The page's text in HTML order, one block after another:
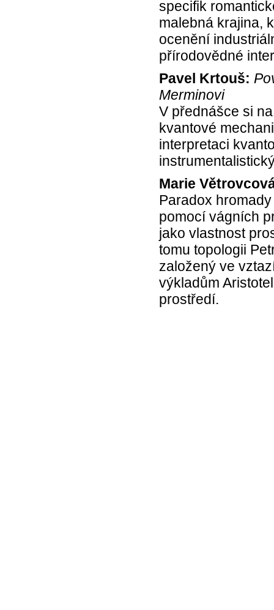
specifik
malebná krajina,
ocenění
přírodovědné
Pavel Krtouš:
Merminovi
V přednášce si
kvantové
interpretaci
Marie
Paradox
pomocí vágních
jako vlastnost
tomu topologii
založený ve
výkladům
prostředí.